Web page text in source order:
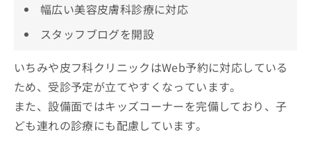
幅広い美容皮膚科診療に対応
スタッフブログを開設
いちみや皮フ科クリニックはWeb予約に対応している
ため、受診予定が立てやすくなっています。
また、設備面ではキッズコーナーを完備しており、子
ども連れの診療にも配慮しています。